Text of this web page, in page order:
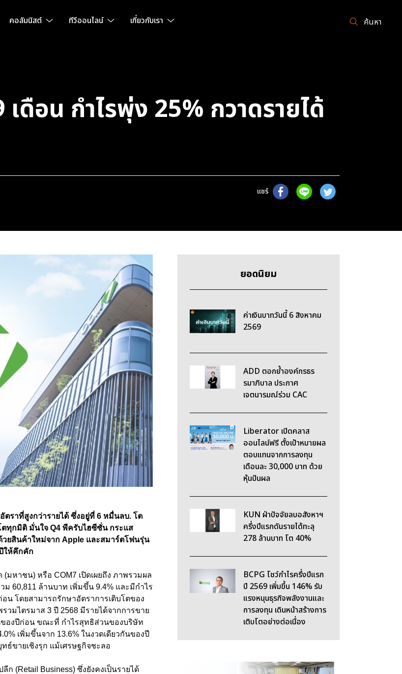
คอลัมนิสต์ ทีวีออนไลน์ เกี่ยวกับเรา ค้นหา
ดือน กำไรพุ่ง 25% กวาดรายได้
แชร์
ตราที่สูงกว่ารายได้ ซึ่งอยู่ที่ 6 หมื่นลบ. โต
ตทุกมิติ มั่นใจ Q4 พีครับไฮซีซั่น กระแส
วยสินค้าใหม่จาก Apple และสมาร์ตโฟนรุ่น
ให้คึกคัก
(มหาชน) หรือ COM7 เปิดเผยถึง ภาพรวมผล
ม 60,811 ล้านบาท เพิ่มขึ้น 9.4% และมีกำไร
อน โดยสามารถรักษาอัตราการเติบโตของ
รวมไตรมาส 3 ปี 2568 มีรายได้จากการขาย
ของปีก่อน ขณะที่ กำไรสุทธิส่วนของบริษัท
เพิ่มขึ้นจาก 13.6% ในงวดเดียวกันของปี
ขายเชิงรุก แม้เศรษฐกิจชะลอ
ลีก (Retail Business) ซึ่งยังคงเป็นรายได้
ยอดนิยม
ค่าเงินบาทวันนี้ 6 สิงหาคม
2569
ADD ตอกย้ำองค์กรธร
รมาภิบาล ประกาศ
เจตนารมณ์ร่วม CAC
Liberator เปิดคลาส
ออนไลน์ฟรี ตั้งเป้าหมายผล
ตอบแทนจากการลงทุน
เดือนละ 30,000 บาท ด้วย
หุ้นปันผล
KUN ฝ่าปัจจัยลบอสังหาฯ
ครึ่งปีแรกดันรายได้ทะลุ
278 ล้านบาท โต 40%
BCPG โชว์กำไรครึ่งปีแรก
ปี 2569 เพิ่มขึ้น 146% รับ
แรงหนุนธุรกิจพลังงานและ
การลงทุน เดินหน้าสร้างการ
เติบโตอย่างต่อเนื่อง